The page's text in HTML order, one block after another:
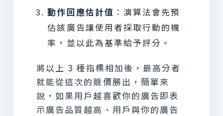
動作回應估計值 ：演算法會先預
估該廣告讓使用者採取行動的機
率，並以此為基準給予評分。
將以上 3 種指標相加後，最高分者
就能從這次的競價勝出，簡單來
說，如果用戶越喜歡你的廣告即表
示廣告品質越高、用戶與你的廣告